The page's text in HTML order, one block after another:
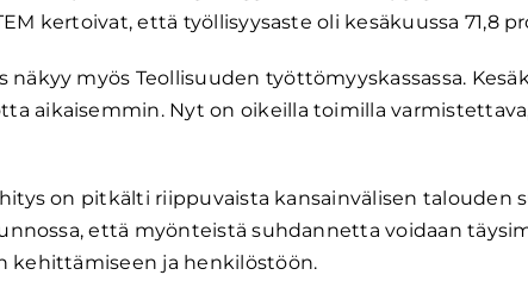
kertoivat, että työllisyysaste oli kesäkuussa 71,8
näkyy myös Teollisuuden työttömyyskassassa.
aikaisemmin. Nyt on oikeilla toimilla
on pitkälti riippuvaista kansainvälisen talouden
että myönteistä suhdannetta voidaan
kehittämiseen ja henkilöstöön.